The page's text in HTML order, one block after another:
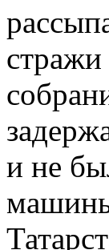
стражи
и не